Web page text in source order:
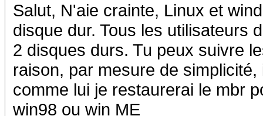
Salut, N'aie crainte, Linux et
disque dur. Tous les utilisateurs
2 disques durs. Tu peux suivre
raison, par mesure de
comme lui je restaurerai le mbr
win98 ou win ME